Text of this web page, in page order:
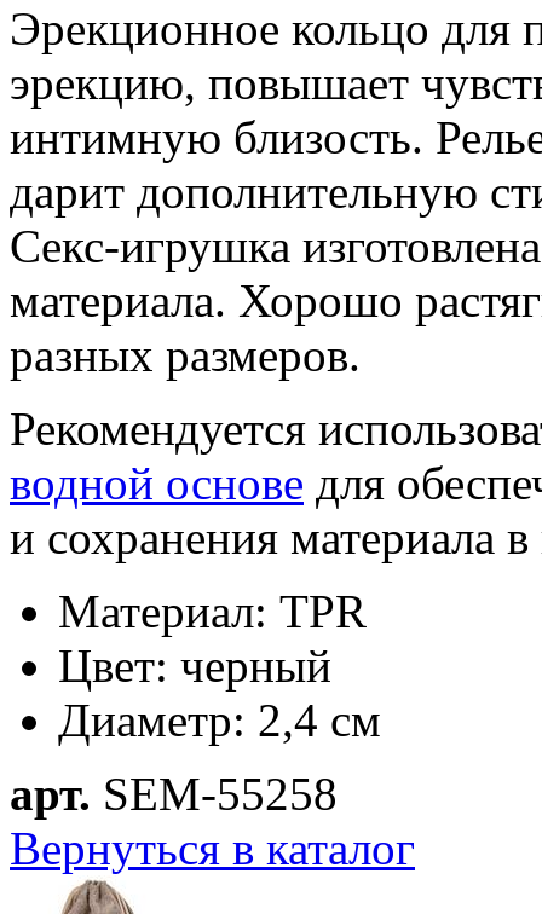
Эрекционное кольцо для
эрекцию, повышает
интимную близость.
дарит дополнительную
Секс-игрушка
материала. Хорошо
разных размеров.
Рекомендуется
водной основе для
и сохранения материала
Материал: TPR
Цвет: черный
Диаметр: 2,4 см
арт. SEM-55258
Вернуться в каталог